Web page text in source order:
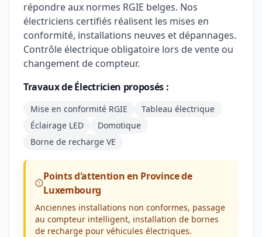
répondre aux normes RGIE belges. Nos
électriciens certifiés réalisent les mises en
conformité, installations neuves et dépannages.
Contrôle électrique obligatoire lors de vente ou
changement de compteur.
Travaux de Électricien proposés :
Mise en conformité RGIE
Tableau électrique
Éclairage LED
Domotique
Borne de recharge VE
Points d'attention en Province de
Luxembourg
Anciennes installations non conformes, passage
au compteur intelligent, installation de bornes
de recharge pour véhicules électriques.